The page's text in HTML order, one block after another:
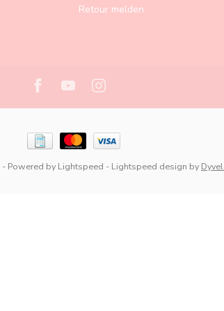
Retour melden
- Powered by Lightspeed - Lightspeed design by